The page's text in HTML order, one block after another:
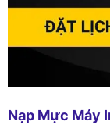
Nạp Mực Máy